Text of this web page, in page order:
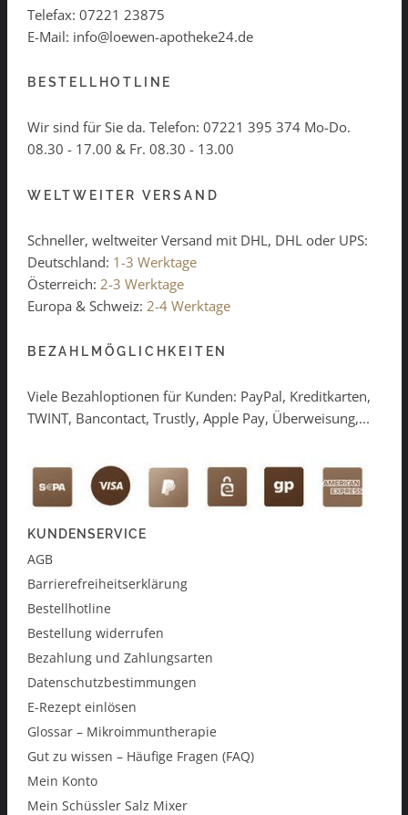
Telefax: 07221 23875
E-Mail: info@loewen-apotheke24.de
BESTELLHOTLINE
Wir sind für Sie da. Telefon: 07221 395 374 Mo-Do.
08.30 - 17.00 & Fr. 08.30 - 13.00
WELTWEITER VERSAND
Schneller, weltweiter Versand mit DHL, DHL oder UPS:
Deutschland: 1-3 Werktage
Österreich: 2-3 Werktage
Europa & Schweiz: 2-4 Werktage
BEZAHLMÖGLICHKEITEN
Viele Bezahloptionen für Kunden: PayPal, Kreditkarten,
TWINT, Bancontact, Trustly, Apple Pay, Überweisung,...
KUNDENSERVICE
AGB
Barrierefreiheitserklärung
Bestellhotline
Bestellung widerrufen
Bezahlung und Zahlungsarten
Datenschutzbestimmungen
E-Rezept einlösen
Glossar – Mikroimmuntherapie
Gut zu wissen – Häufige Fragen (FAQ)
Mein Konto
Mein Schüssler Salz Mixer